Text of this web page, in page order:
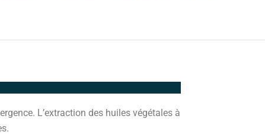
L’extraction des huiles végétales à